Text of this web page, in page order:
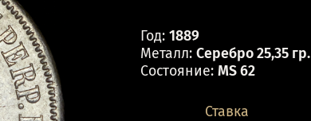
Год: 1889
Металл: Серебро 25,35 гр.
Состояние: MS 62
Ставка